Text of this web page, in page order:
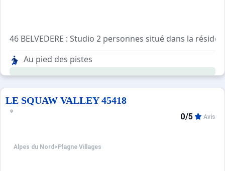
46 BELVEDERE : Studio 2 personnes situé dans la
Kitchenette : 2 plaques électriques, réfrigérateur, micro
Séjour : 1 lit gigogne 2 personnes. TV
Salle d'eau : Douche, lavabo, WC
Au pied des pistes
LE SQUAW VALLEY 45418
Alpes du Nord > Plagne Villages
0/5 Avis